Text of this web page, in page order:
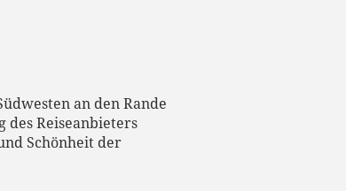
an den Rande
des Reiseanbieters
Schönheit der